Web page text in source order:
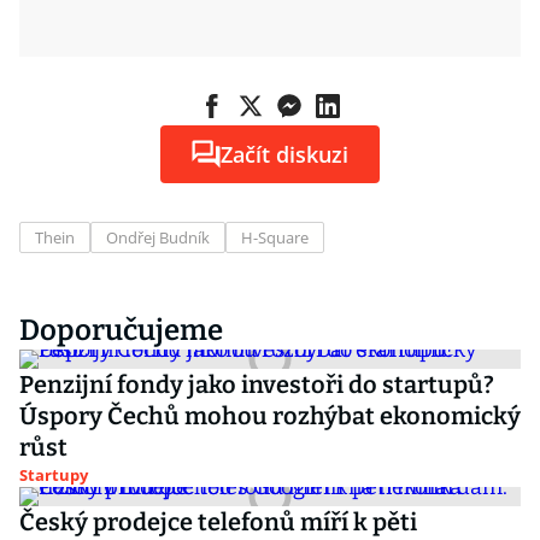
Začít diskuzi
Thein Ondřej Budník H-Square
Doporučujeme
Penzijní fondy jako investoři do startupů?
Úspory Čechů mohou rozhýbat ekonomický
růst
Startupy
Český prodejce telefonů míří k pěti